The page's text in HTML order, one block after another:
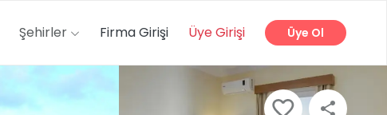
Şehirler Firma Girişi Üye Girişi Üye Ol